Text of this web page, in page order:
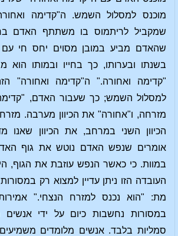
מוכנס למסלול השמש. ה"קדימה
שמקביל לריתמוס בו משתתף האדם
שהאדם מביע במובן מסוים יחס חי
בשנתו ובערותו, כך בחייו ובמותו
"קדימה ואחורה." ה"קדימה ואחורה"
למסלול השמש; כך שעבור האדם,
מזרחה, ו"אחורה" את הכיוון מערבה.
הכיוון השני במרחב, את הכיוון שאנו
אומרים שנפש האדם נוטש את גוף
במוות. כי כאשר הנפש עוזבת את הגוף,
העובדה הזו ניתן עדיין למצוא רק
מת: "הוא נכנס למזרח הנצחי."
במסורות נחשבות כיום על ידי אנשים
סמליות בלבד. אנשים מלומדים